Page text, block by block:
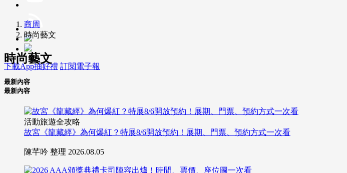
下載App抽好禮 訂閱電子報
商周
時尚藝文
時尚藝文
最新內容
最新內容
活動旅遊全攻略
故宮《龍藏經》為何爆紅？特展8/6開放預約！展期、門票、預約方式一次看
陳芊吟 整理 2026.08.05